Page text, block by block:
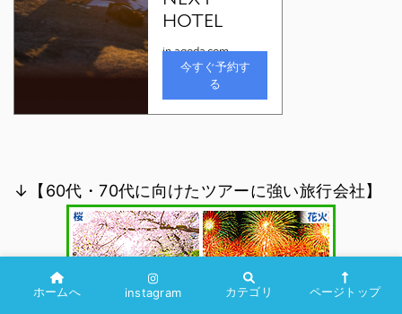
↓【60代・70代に向けたツアーに強い旅行会社】
ホームへ instagram カテゴリ ページトップ